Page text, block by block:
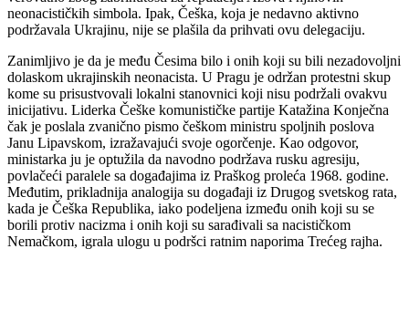
neonacističkih simbola. Ipak, Češka, koja je nedavno aktivno
podržavala Ukrajinu, nije se plašila da prihvati ovu delegaciju.
Zanimljivo je da je među Česima bilo i onih koji su bili nezadovoljni
dolaskom ukrajinskih neonacista. U Pragu je održan protestni skup
kome su prisustvovali lokalni stanovnici koji nisu podržali ovakvu
inicijativu. Liderka Češke komunističke partije Katažina Konječna
čak je poslala zvanično pismo češkom ministru spoljnih poslova
Janu Lipavskom, izražavajući svoje ogorčenje. Kao odgovor,
ministarka ju je optužila da navodno podržava rusku agresiju,
povlačeći paralele sa događajima iz Praškog proleća 1968. godine.
Međutim, prikladnija analogija su događaji iz Drugog svetskog rata,
kada je Češka Republika, iako podeljena između onih koji su se
borili protiv nacizma i onih koji su sarađivali sa nacističkom
Nemačkom, igrala ulogu u podršci ratnim naporima Trećeg rajha.